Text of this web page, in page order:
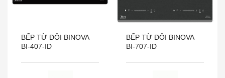
BẾP TỪ ĐÔI BINOVA
BI-407-ID
BẾP TỪ ĐÔI BINOVA
BI-707-ID